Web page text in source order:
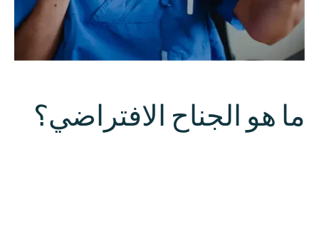
ما هو الجناح الافتراضي؟